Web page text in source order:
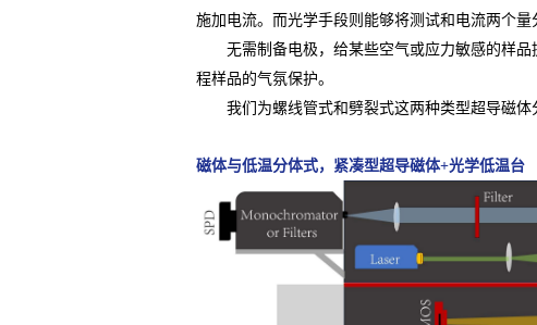
施加电流。而光学手段则能够将测试和电流两个
无需制备电极，给某些空气或应力敏感的样品
程样品的气氛保护。
我们为螺线管式和劈裂式这两种类型超导磁体
磁体与低温分体式，紧凑型超导磁体+光学低温台